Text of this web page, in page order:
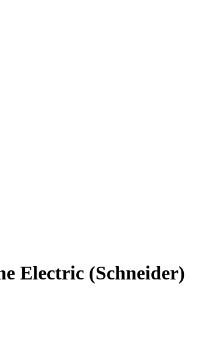
Electric (Schneider)